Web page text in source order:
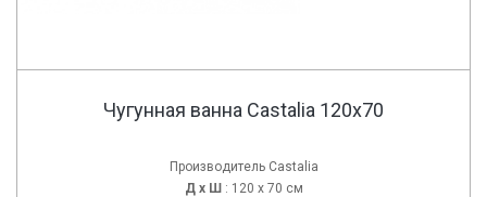
Чугунная ванна Castalia 120x70
Производитель Castalia
Д х Ш : 120 x 70 см